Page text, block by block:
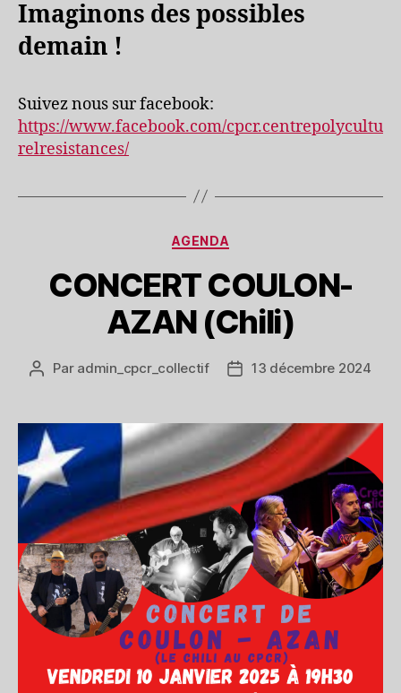
Imaginons des possibles
demain !
Suivez nous sur facebook:
https://www.facebook.com/cpcr.centrepolycultu
relresistances/
Catégories
AGENDA
CONCERT COULON-
AZAN (Chili)
Auteur
Par admin_cpcr_collectif
Date13 décembre 2024